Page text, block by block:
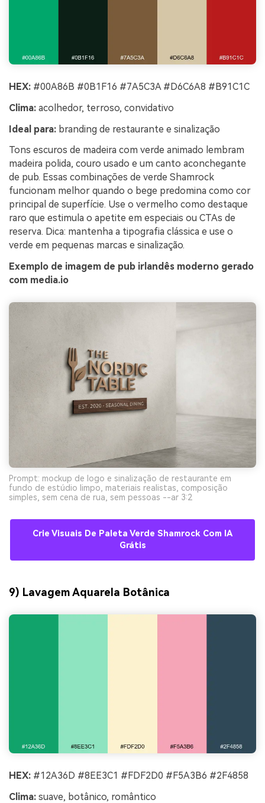
HEX: #00A86B #0B1F16 #7A5C3A #D6C6A8 #B91C1C
Clima: acolhedor, terroso, convidativo
Ideal para: branding de restaurante e sinalização
Tons escuros de madeira com verde animado lembram
madeira polida, couro usado e um canto aconchegante
de pub. Essas combinações de verde Shamrock
funcionam melhor quando o bege predomina como cor
principal de superfície. Use o vermelho como destaque
raro que estimula o apetite em especiais ou CTAs de
reserva. Dica: mantenha a tipografia clássica e use o
verde em pequenas marcas e sinalização.
Exemplo de imagem de pub irlandês moderno gerado
com media.io
Prompt: mockup de logo e sinalização de restaurante em
fundo de estúdio limpo, materiais realistas, composição
simples, sem cena de rua, sem pessoas --ar 3:2
Crie Visuais De Paleta Verde Shamrock Com IA
Grátis
9) Lavagem Aquarela Botânica
HEX: #12A36D #8EE3C1 #FDF2D0 #F5A3B6 #2F4858
Clima: suave, botânico, romântico